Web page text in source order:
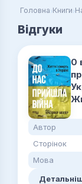
Головна›Книги›
Відгуки
0
Автор
Сторінок
Мова